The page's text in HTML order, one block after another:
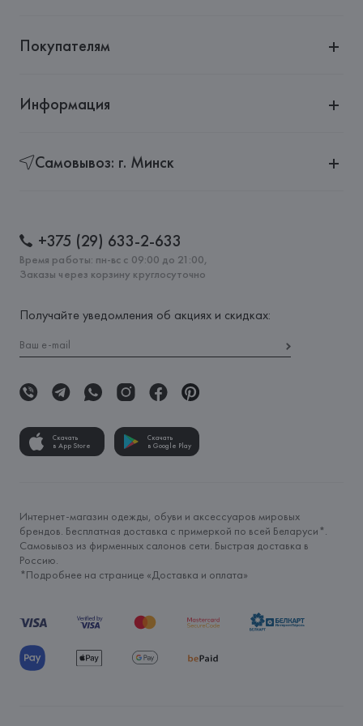
Покупателям
Информация
Самовывоз: г. Минск
+375 (29) 633-2-633
Время работы: пн-вс с 09:00 до 21:00,
Заказы через корзину круглосуточно
Получайте уведомления об акциях и скидках:
Скачать
в App Store
Скачать
в Google Play
Интернет-магазин одежды, обуви и аксессуаров мировых
брендов. Бесплатная доставка с примеркой по всей Беларуси*.
Самовывоз из фирменных салонов сети. Быстрая доставка в
Россию.
*Подробнее на странице «Доставка и оплата»